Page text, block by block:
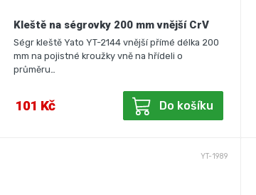
Kleště na ségrovky 200 mm vnější CrV
Ségr kleště Yato YT-2144 vnější přímé délka 200
mm na pojistné kroužky vně na hřídeli o
průměru…
101 Kč Do košíku
YT-1989